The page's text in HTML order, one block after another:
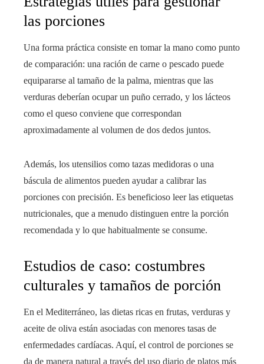
las porciones
Una forma práctica consiste en tomar la mano como punto
de comparación: una ración de carne o pescado puede
equipararse al tamaño de la palma, mientras que las
verduras deberían ocupar un puño cerrado, y los lácteos
como el queso conviene que correspondan
aproximadamente al volumen de dos dedos juntos.
Además, los utensilios como tazas medidoras o una
báscula de alimentos pueden ayudar a calibrar las
porciones con precisión. Es beneficioso leer las etiquetas
nutricionales, que a menudo distinguen entre la porción
recomendada y lo que habitualmente se consume.
Estudios de caso: costumbres
culturales y tamaños de porción
En el Mediterráneo, las dietas ricas en frutas, verduras y
aceite de oliva están asociadas con menores tasas de
enfermedades cardíacas. Aquí, el control de porciones se
da de manera natural a través del uso diario de platos más